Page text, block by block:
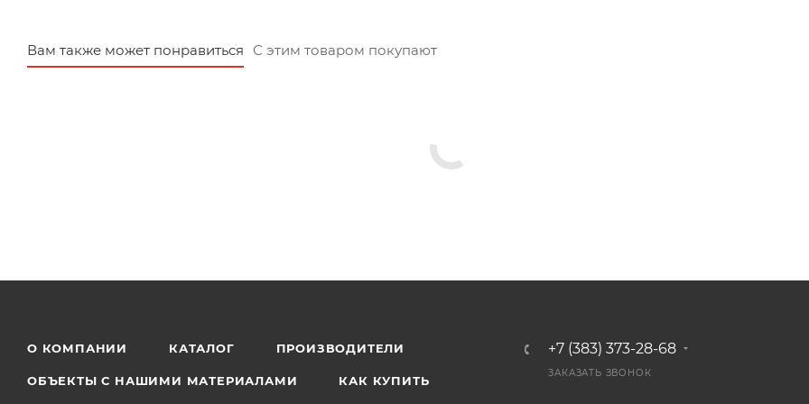
Вам также может понравиться С этим товаром покупают
О КОМПАНИИ КАТАЛОГ ПРОИЗВОДИТЕЛИ
ОБЪЕКТЫ С НАШИМИ МАТЕРИАЛАМИ КАК КУПИТЬ
+7 (383) 373-28-68
ЗАКАЗАТЬ ЗВОНОК